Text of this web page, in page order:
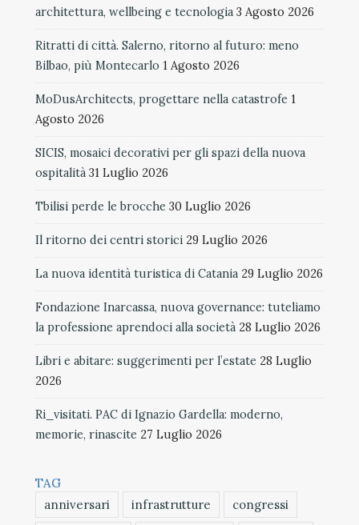
architettura, wellbeing e tecnologia 3 Agosto 2026
Ritratti di città. Salerno, ritorno al futuro: meno
Bilbao, più Montecarlo 1 Agosto 2026
MoDusArchitects, progettare nella catastrofe 1
Agosto 2026
SICIS, mosaici decorativi per gli spazi della nuova
ospitalità 31 Luglio 2026
Tbilisi perde le brocche 30 Luglio 2026
Il ritorno dei centri storici 29 Luglio 2026
La nuova identità turistica di Catania 29 Luglio 2026
Fondazione Inarcassa, nuova governance: tuteliamo
la professione aprendoci alla società 28 Luglio 2026
Libri e abitare: suggerimenti per l’estate 28 Luglio
2026
Ri_visitati. PAC di Ignazio Gardella: moderno,
memorie, rinascite 27 Luglio 2026
TAG
anniversari
infrastrutture
congressi